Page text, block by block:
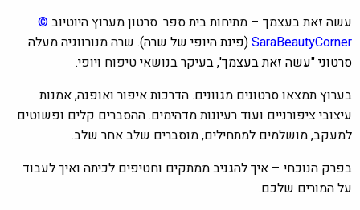
עשה זאת בעצמך – מתיחות בית ספר. סרטון מערוץ היוטיוב©
SaraBeautyCorner(פינת היופי של שרה). שרה מנורווגיה מעלה
סרטוני "עשה זאת בעצמך', בעיקר בנושאי טיפוח ויופי.
בערוץ תמצאו סרטונים מגוונים. הדרכות איפור ואופנה, אמנות
עיצובי ציפורניים ועוד רעיונות מדהימים. ההסברים קלים ופשוטים
למעקב, מושלמים למתחילים, מוסברים שלב אחר שלב.
בפרק הנוכחי – איך להגניב ממתקים וחטיפים לכיתה ואיך לעבוד
על המורים שלכם.